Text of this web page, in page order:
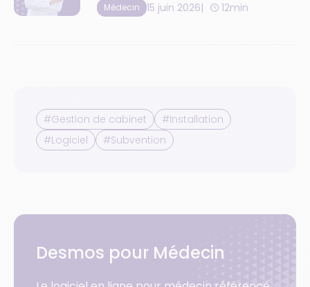
Médecin 15 juin 2026 12min
#Gestion de cabinet
#Installation
#Logiciel
#Subvention
Desmos pour Médecin